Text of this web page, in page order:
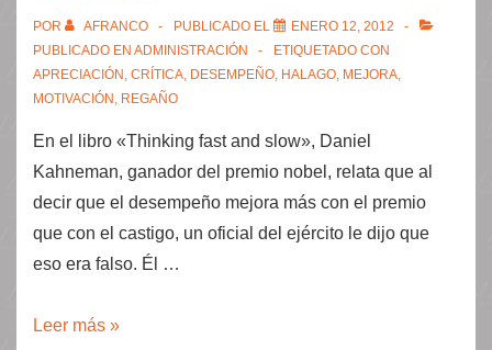
POR AFRANCO PUBLICADO EL
ENERO 12, 2012
PUBLICADO EN ADMINISTRACIÓN
ETIQUETADO CON
APRECIACIÓN , CRÍTICA, DESEMPEÑO, HALAGO, MEJORA,
MOTIVACIÓN , REGAÑO
En el libro «Thinking fast and slow», Daniel
Kahneman, ganador del premio nobel, relata que al
decir que el desempeño mejora más con el premio
que con el castigo, un oficial del ejército le dijo que
eso era falso. Él …
El
Leer más »